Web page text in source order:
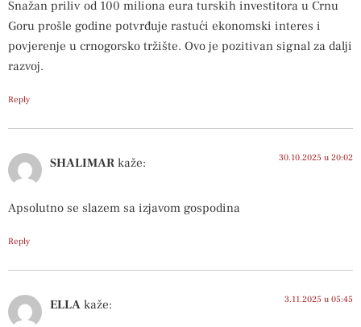
Snažan priliv od 100 miliona eura turskih investitora u Crnu
Goru prošle godine potvrđuje rastući ekonomski interes i
povjerenje u crnogorsko tržište. Ovo je pozitivan signal za dalji
razvoj.
Reply
SHALIMAR kaže: 30.10.2025 u 20:02
Apsolutno se slazem sa izjavom gospodina
Reply
ELLA kaže: 3.11.2025 u 05:45